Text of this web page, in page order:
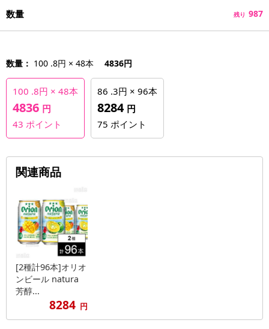
数量 残り 987
数量： 100 .8円 × 48本 4836円
100 .8円 × 48本
4836 円
43 ポイント
86 .3円 × 96本
8284 円
75 ポイント
関連商品
[2種計96本]オリオ
ンビール natura
芳醇...
8284 円